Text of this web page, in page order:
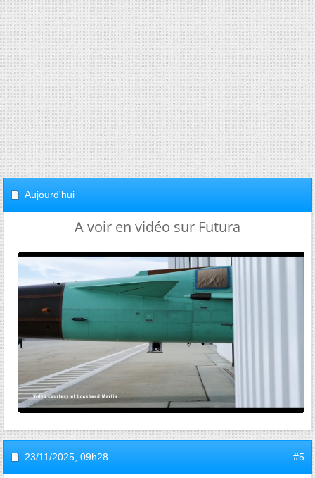
Aujourd'hui
A voir en vidéo sur Futura
23/11/2025, 09h28 #5